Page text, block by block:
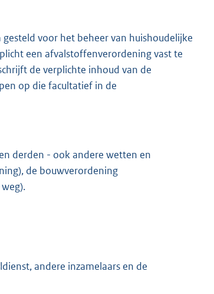
voor het beheer van huishoudelijke
een afvalstoffenverordening vast te
de verplichte inhoud van de
op die facultatief in de
derden - ook andere wetten en
de bouwverordening
andere inzamelaars en de